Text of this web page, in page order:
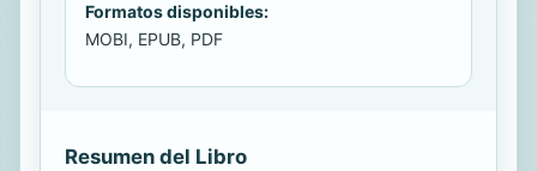
Formatos disponibles:
MOBI, EPUB, PDF
Resumen del Libro